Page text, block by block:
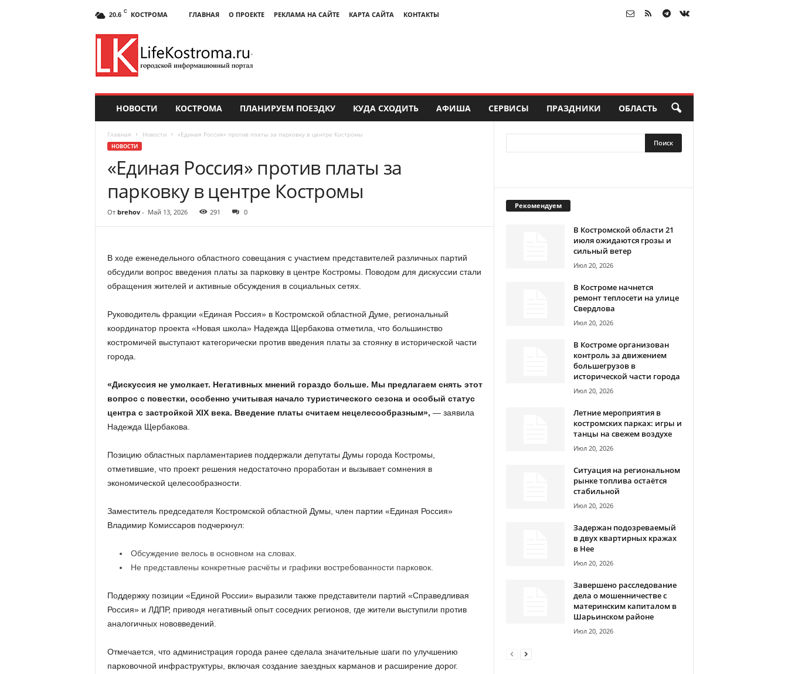
20.6 C КОСТРОМА ГЛАВНАЯ О ПРОЕКТЕ РЕКЛАМА НА САЙТЕ КАРТА САЙТА КОНТАКТЫ
НОВОСТИ КОСТРОМА ПЛАНИРУЕМ ПОЕЗДКУ КУДА СХОДИТЬ АФИША СЕРВИСЫ ПРАЗДНИКИ ОБЛАСТЬ
Главная Новости «Единая Россия» против платы за парковку в центре Костромы
НОВОСТИ
«Единая Россия» против платы за
парковку в центре Костромы
От brehov- Май 13, 2026 291 0
В ходе еженедельного областного совещания с участием представителей различных партий
обсудили вопрос введения платы за парковку в центре Костромы. Поводом для дискуссии стали
обращения жителей и активные обсуждения в социальных сетях.
Руководитель фракции «Единая Россия» в Костромской областной Думе, региональный
координатор проекта «Новая школа» Надежда Щербакова отметила, что большинство
костромичей выступают категорически против введения платы за стоянку в исторической части
города.
«Дискуссия не умолкает. Негативных мнений гораздо больше. Мы предлагаем снять этот
вопрос с повестки, особенно учитывая начало туристического сезона и особый статус
центра с застройкой XIX века. Введение платы считаем нецелесообразным», — заявила
Надежда Щербакова.
Позицию областных парламентариев поддержали депутаты Думы города Костромы,
отметившие, что проект решения недостаточно проработан и вызывает сомнения в
экономической целесообразности.
Заместитель председателя Костромской областной Думы, член партии «Единая Россия»
Владимир Комиссаров подчеркнул:
Обсуждение велось в основном на словах.
Не представлены конкретные расчёты и графики востребованности парковок.
Поддержку позиции «Единой России» выразили также представители партий «Справедливая
Россия» и ЛДПР, приводя негативный опыт соседних регионов, где жители выступили против
аналогичных нововведений.
Отмечается, что администрация города ранее сделала значительные шаги по улучшению
парковочной инфраструктуры, включая создание заездных карманов и расширение дорог.
Рекомендуем
В Костромской области 21
июля ожидаются грозы и
сильный ветер
Июл 20, 2026
В Костроме начнется
ремонт теплосети на улице
Свердлова
Июл 20, 2026
В Костроме организован
контроль за движением
большегрузов в
исторической части города
Июл 20, 2026
Летние мероприятия в
костромских парках: игры и
танцы на свежем воздухе
Июл 20, 2026
Ситуация на региональном
рынке топлива остаётся
стабильной
Июл 20, 2026
Задержан подозреваемый
в двух квартирных кражах
в Нее
Июл 20, 2026
Завершено расследование
дела о мошенничестве с
материнским капиталом в
Шарьинском районе
Июл 20, 2026